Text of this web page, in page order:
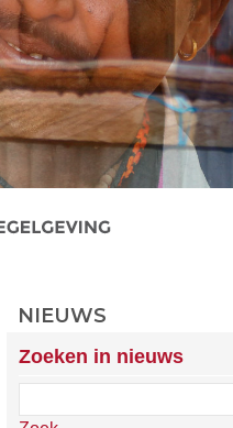
NIEUWS
Zoeken in nieuws